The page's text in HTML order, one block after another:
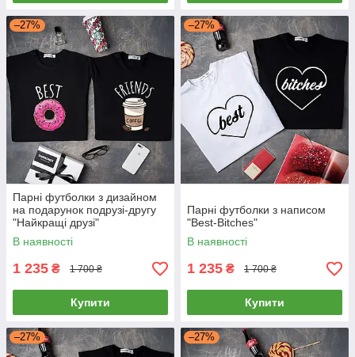
–27%
Парні футболки з дизайном
на подарунок подрузі-другу
"Найкращі друзі"
В наявності
1 235 ₴ 1 700 ₴
Купити
–27%
Парні футболки з написом
"Best-Bitches"
В наявності
1 235 ₴ 1 700 ₴
Купити
–27% –27%